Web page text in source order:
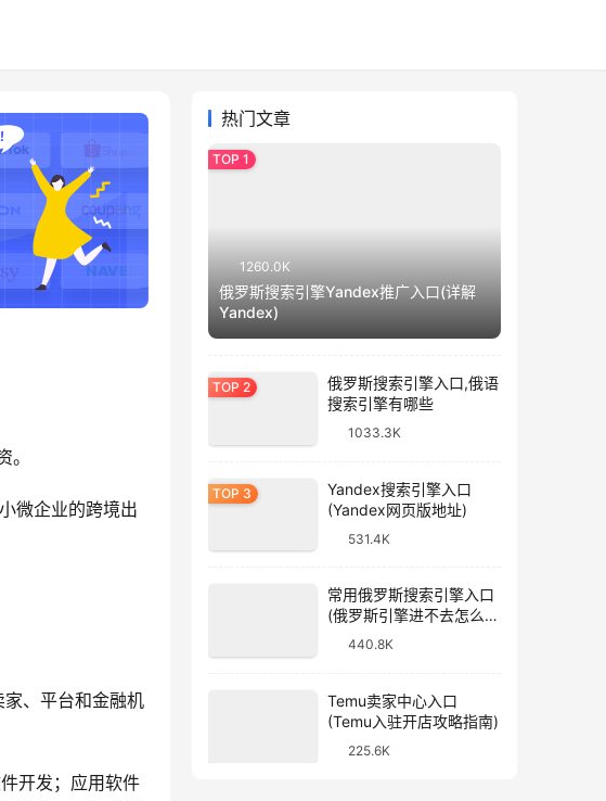
微企业的跨境出
、平台和金融机
开发；应用软件
热门文章
1260.0K
俄罗斯搜索引擎Yandex推广入口(详解
Yandex)
俄罗斯搜索引擎入口,俄语
搜索引擎有哪些
1033.3K
Yandex搜索引擎入口
(Yandex网页版地址)
531.4K
常用俄罗斯搜索引擎入口
(俄罗斯引擎进不去怎么
440.8K
Temu卖家中心入口
(Temu入驻开店攻略指南)
225.6K